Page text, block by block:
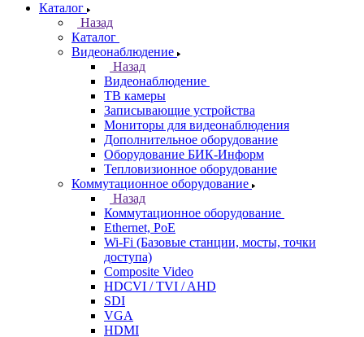
Каталог
Назад
Каталог
Видеонаблюдение
Назад
Видеонаблюдение
ТВ камеры
Записывающие устройства
Мониторы для видеонаблюдения
Дополнительное оборудование
Оборудование БИК-Информ
Тепловизионное оборудование
Коммутационное оборудование
Назад
Коммутационное оборудование
Ethernet, PoE
Wi-Fi (Базовые станции, мосты, точки
доступа)
Composite Video
HDCVI / TVI / AHD
SDI
VGA
HDMI